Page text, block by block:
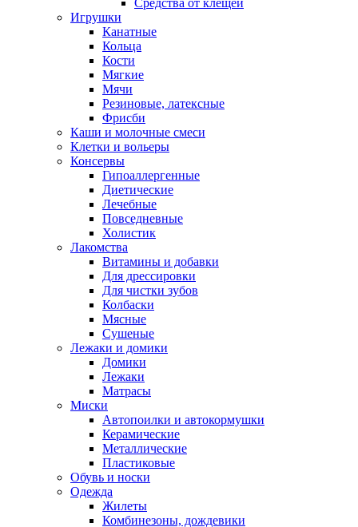
Средства от клещей
Игрушки
Канатные
Кольца
Кости
Мягкие
Мячи
Резиновые, латексные
Фрисби
Каши и молочные смеси
Клетки и вольеры
Консервы
Гипоаллергенные
Диетические
Лечебные
Повседневные
Холистик
Лакомства
Витамины и добавки
Для дрессировки
Для чистки зубов
Колбаски
Мясные
Сушеные
Лежаки и домики
Домики
Лежаки
Матрасы
Миски
Автопоилки и автокормушки
Керамические
Металлические
Пластиковые
Обувь и носки
Одежда
Жилеты
Комбинезоны, дождевики